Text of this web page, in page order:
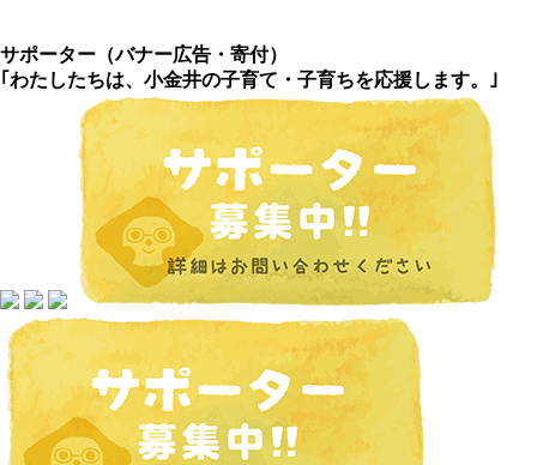
サポーター（バナー広告 ・ 寄付）
｢わたしたちは、小金井の子育て・子育ちを応援します。｣